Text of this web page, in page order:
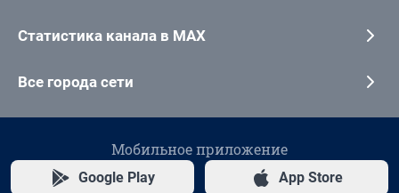
Статистика канала в MAX
Все города сети
Мобильное приложение
Google Play App Store